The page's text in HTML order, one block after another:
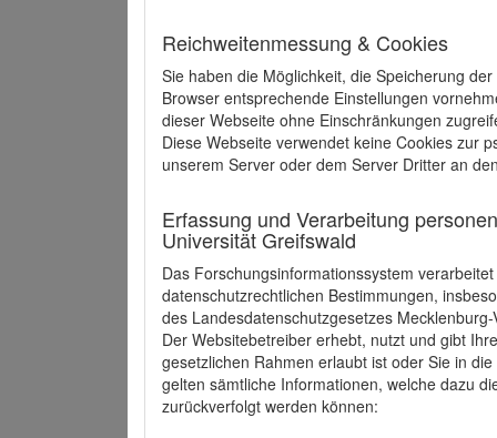
Reichweitenmessung & Cookies
Sie haben die Möglichkeit, die Speicherung
Browser entsprechende Einstellungen
dieser Webseite ohne Einschränkungen
Diese Webseite verwendet keine Cookies zur
unserem Server oder dem Server Dritter an
Erfassung und Verarbeitung
Universität Greifswald
Das Forschungsinformationssystem
datenschutzrechtlichen Bestimmungen,
des Landesdatenschutzgesetzes
Der Websitebetreiber erhebt, nutzt und gibt
gesetzlichen Rahmen erlaubt ist oder Sie in
gelten sämtliche Informationen, welche dazu
zurückverfolgt werden können: